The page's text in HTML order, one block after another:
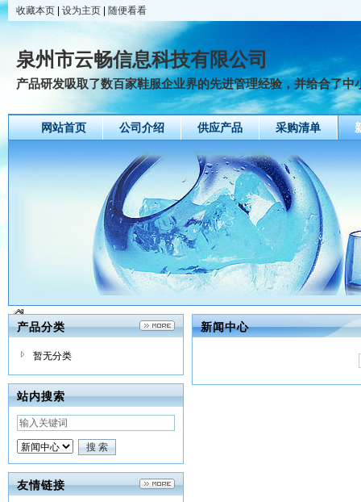
收藏本页 设为主页 随便看看
泉州市云畅信息科技有限公司
产品研发吸取了数百家鞋服企业界的先进管理经验，并给合了中
网站首页 公司介绍 供应产品 采购清单
产品分类
暂无分类
站内搜索
友情链接
新闻中心